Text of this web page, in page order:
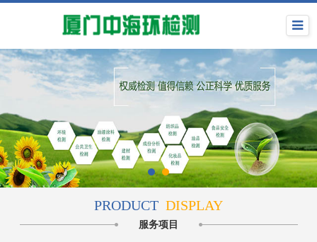
PRODUCT DISPLAY
服务项目